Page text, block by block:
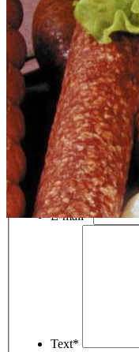
Přihlásit|Registrace
Zeptejte se
Kontaktní údaje
Jméno a
Telefon - mobil*
E-mail*
Text*